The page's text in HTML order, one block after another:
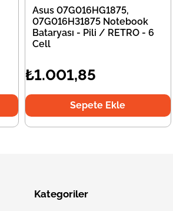
Asus 07G016HG1875,
07G016H31875 Notebook
Bataryası - Pili / RETRO - 6
Cell
₺1.001,85
Sepete Ekle
Kategoriler